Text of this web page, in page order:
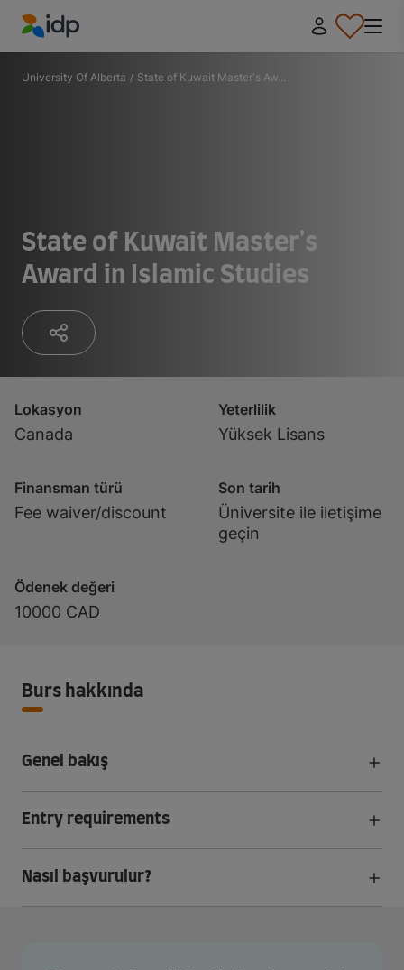
IDP Education
University Of Alberta / State of Kuwait Master's Aw...
State of Kuwait Master's
Award in Islamic Studies
Lokasyon
Canada
Yeterlilik
Yüksek Lisans
Finansman türü
Fee waiver/discount
Son tarih
Üniversite ile iletişime
geçin
Ödenek değeri
10000 CAD
Burs hakkında
Genel bakış
Entry requirements
Nasıl başvurulur?